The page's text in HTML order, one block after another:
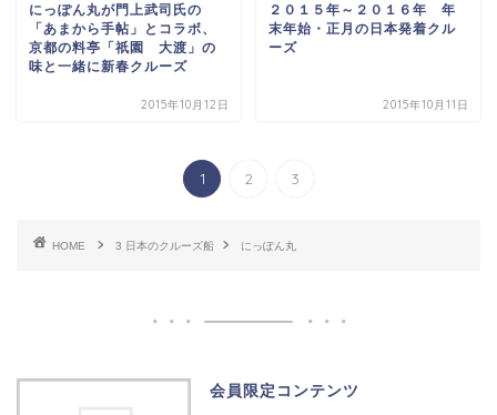
にっぽん丸が門上武司氏の
「あまから手帖」とコラボ、
京都の料亭「祇園 大渡」の
味と一緒に新春クルーズ
2015年10月12日
２０１５年～２０１６年 年
末年始・正月の日本発着クル
ーズ
2015年10月11日
1 2 3
HOME 3 日本のクルーズ船 にっぽん丸
会員限定コンテンツ